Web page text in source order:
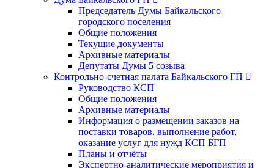
Председатель Думы Байкальского
городского поселения
Общие положения
Текущие документы
Архивные материалы
Депутаты Думы 5 созыва
Контрольно-счетная палата Байкальского ГП
Руководство КСП
Общие положения
Архивные материалы
Информация о размещении заказов на
поставки товаров, выполнение работ,
оказание услуг для нужд КСП БГП
Планы и отчёты
Экспертно-аналитические мероприятия и